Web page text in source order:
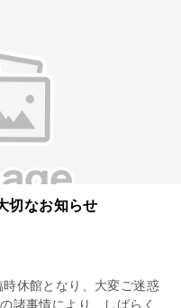
切なお知らせ
休館となり、大変ご迷惑
諸事情により、しばらく